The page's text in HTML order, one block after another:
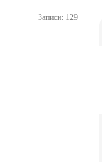
Записи: 129